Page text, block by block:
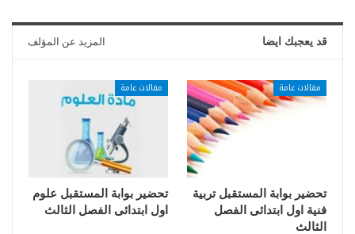
قد يعجبك ايضا المزيد عن المؤلف
مقالات عامة
تحضير بوابة المستقبل تربية
فنية اول ابتدائى الفصل
الثالث
مقالات عامة
تحضير بوابة المستقبل علوم
اول ابتدائى الفصل الثالث